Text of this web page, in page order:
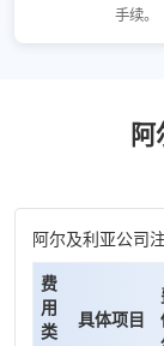
手续。
阿尔及利亚公司
费
用
类
具体项目